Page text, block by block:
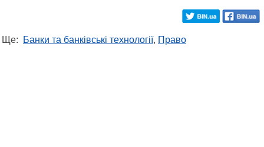
Ще: Банки та банківські технології, Право